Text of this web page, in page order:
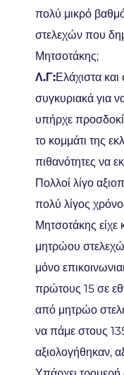
πολύ μικρό
στελεχών που
Μητσοτάκης;
Λ.Γ:Ελάχιστα
συγκυριακά για
υπήρχε
το κομμάτι της
πιθανότητες να
Πολλοί λίγο
πολύ λίγος
Μητσοτάκης είχε
μητρώου
μόνο
πρώτους 15 σε
από μητρώο
να πάμε στους
αξιολογήθηκαν,